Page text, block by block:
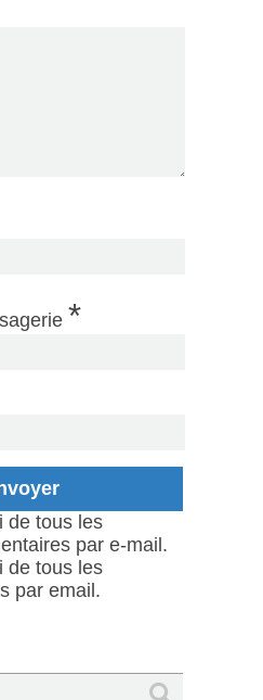
*
de tous les
par e-mail.
de tous les
par email.